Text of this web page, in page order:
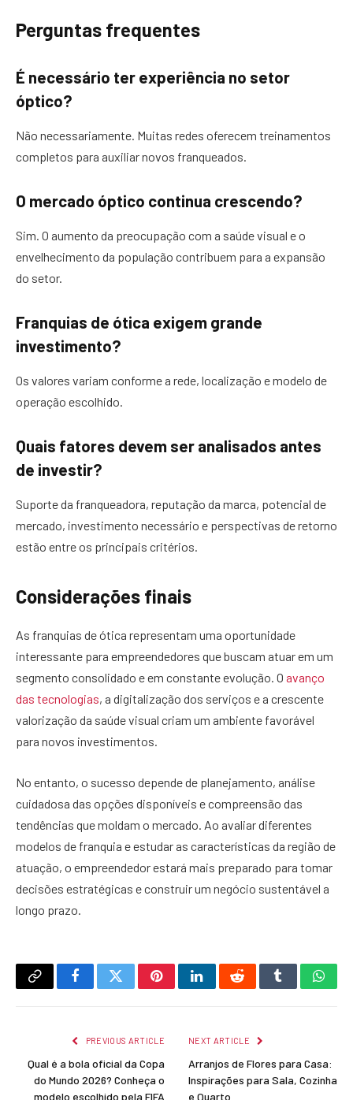
Perguntas frequentes
É necessário ter experiência no setor
óptico?
Não necessariamente. Muitas redes oferecem treinamentos
completos para auxiliar novos franqueados.
O mercado óptico continua crescendo?
Sim. O aumento da preocupação com a saúde visual e o
envelhecimento da população contribuem para a expansão
do setor.
Franquias de ótica exigem grande
investimento?
Os valores variam conforme a rede, localização e modelo de
operação escolhido.
Quais fatores devem ser analisados antes
de investir?
Suporte da franqueadora, reputação da marca, potencial de
mercado, investimento necessário e perspectivas de retorno
estão entre os principais critérios.
Considerações finais
As franquias de ótica representam uma oportunidade
interessante para empreendedores que buscam atuar em um
segmento consolidado e em constante evolução. O avanço
das tecnologias, a digitalização dos serviços e a crescente
valorização da saúde visual criam um ambiente favorável
para novos investimentos.
No entanto, o sucesso depende de planejamento, análise
cuidadosa das opções disponíveis e compreensão das
tendências que moldam o mercado. Ao avaliar diferentes
modelos de franquia e estudar as características da região de
atuação, o empreendedor estará mais preparado para tomar
decisões estratégicas e construir um negócio sustentável a
longo prazo.
Copy
FacebookTwitterPinterestLinkedInRedditTumblr
PREVIOUS ARTICLE
Qual é a bola oficial da Copa
do Mundo 2026? Conheça o
modelo escolhido pela FIFA
NEXT ARTICLE
Arranjos de Flores para Casa:
Inspirações para Sala, Cozinha
e Quarto